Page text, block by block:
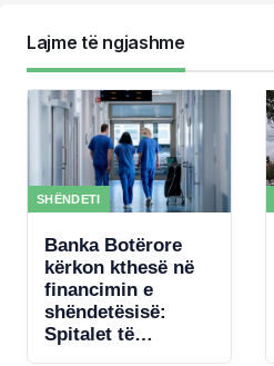
Lajme të ngjashme
SHËNDETI
Banka Botërore
kërkon kthesë në
financimin e
shëndetësisë:
Spitalet të